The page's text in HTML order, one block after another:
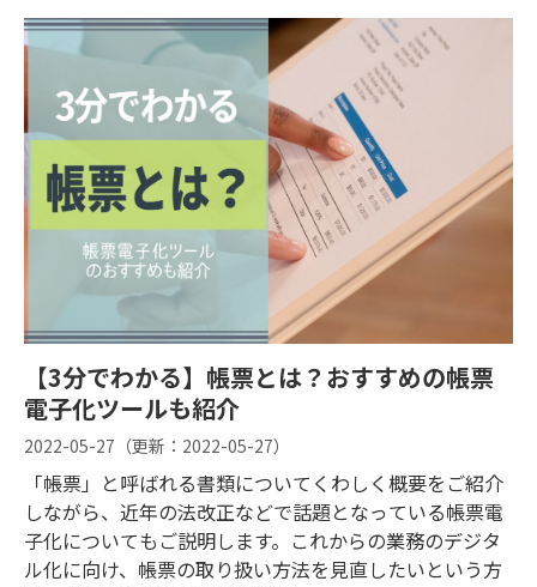
【3分でわかる】帳票とは？おすすめの帳票
電子化ツールも紹介
2022-05-27 （更新： 2022-05-27）
「帳票」と呼ばれる書類についてくわしく概要をご紹介
しながら、近年の法改正などで話題となっている帳票電
子化についてもご説明します。これからの業務のデジタ
ル化に向け、帳票の取り扱い方法を見直したいという方